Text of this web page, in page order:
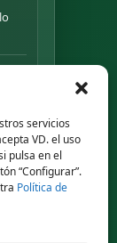
servicios
VD. el uso
pulsa en el
“Configurar”.
Política de